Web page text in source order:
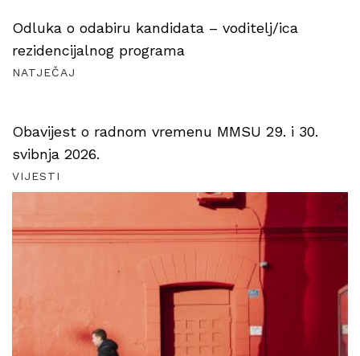
Odluka o odabiru kandidata – voditelj/ica
rezidencijalnog programa
NATJEČAJ
Obavijest o radnom vremenu MMSU 29. i 30.
svibnja 2026.
VIJESTI